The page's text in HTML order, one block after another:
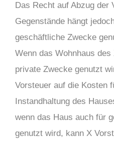
Das Recht auf Abzug der
Gegenstände hängt
geschäftliche Zwecke
Wenn das Wohnhaus
private Zwecke genutzt
Vorsteuer auf die Kosten
Instandhaltung des
wenn das Haus auch für
genutzt wird, kann X